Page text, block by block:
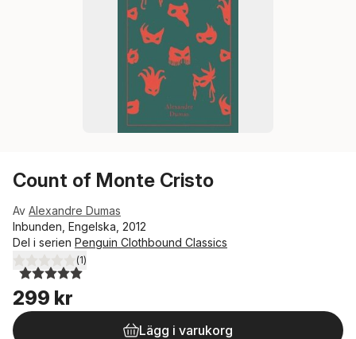
Count of Monte Cristo
Av Alexandre Dumas
Inbunden, Engelska, 2012
Del i serien Penguin Clothbound Classics
5,0utav 5 stjärnor. Totalt antal röster:
(1)
299 kr
Lägg i varukorg